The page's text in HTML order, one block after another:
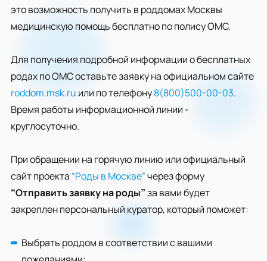
это возможность получить в роддомах Москвы
медицинскую помощь бесплатно по полису ОМС.
Для получения подробной информации о бесплатных
родах по ОМС оставьте заявку на официальном сайте
roddom.msk.ru или по телефону8(800)500-00-03.
Время работы информационной линии -
круглосуточно.
При обращении на горячую линию или официальный
сайт проекта “Роды в Москве”через форму
“Отправить заявку на роды”за вами будет
закреплен персональный куратор, который поможет:
Выбрать роддом в соответствии с вашими